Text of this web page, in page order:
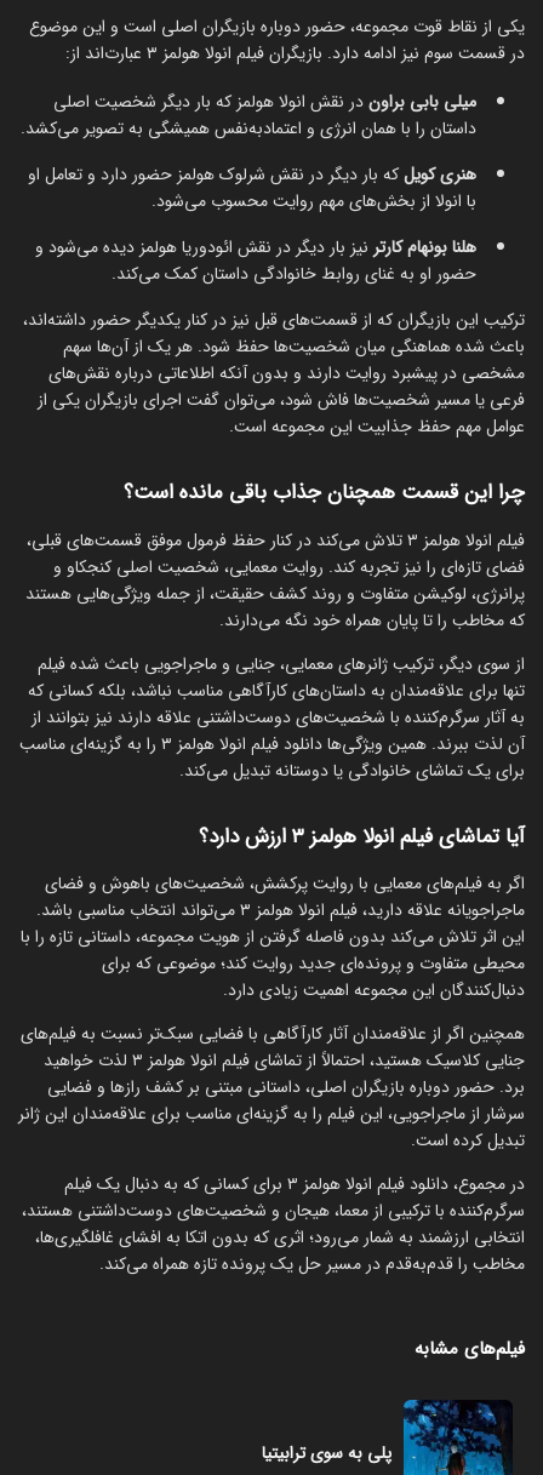
یکی از نقاط قوت مجموعه، حضور دوباره بازیگران اصلی است و این موضوع
در قسمت سوم نیز ادامه دارد. بازیگران فیلم انولا هولمز ۳ عبارت‌اند از:
میلی بابی براوندر نقش انولا هولمز که بار دیگر شخصیت اصلی
داستان را با همان انرژی و اعتمادبه‌نفس همیشگی به تصویر می‌کشد.
هنری کویلکه بار دیگر در نقش شرلوک هولمز حضور دارد و تعامل او
با انولا از بخش‌های مهم روایت محسوب می‌شود.
هلنا بونهام کارتر نیز بار دیگر در نقش ائودوریا هولمز دیده می‌شود و
حضور او به غنای روابط خانوادگی داستان کمک می‌کند.
ترکیب این بازیگران که از قسمت‌های قبل نیز در کنار یکدیگر حضور داشته‌اند،
باعث شده هماهنگی میان شخصیت‌ها حفظ شود. هر یک از آن‌ها سهم
مشخصی در پیشبرد روایت دارند و بدون آنکه اطلاعاتی درباره نقش‌های
فرعی یا مسیر شخصیت‌ها فاش شود، می‌توان گفت اجرای بازیگران یکی از
عوامل مهم حفظ جذابیت این مجموعه است.
چرا این قسمت همچنان جذاب باقی مانده است؟
فیلم انولا هولمز ۳ تلاش می‌کند در کنار حفظ فرمول موفق قسمت‌های قبلی،
فضای تازه‌ای را نیز تجربه کند. روایت معمایی، شخصیت اصلی کنجکاو و
پرانرژی، لوکیشن متفاوت و روند کشف حقیقت، از جمله ویژگی‌هایی هستند
که مخاطب را تا پایان همراه خود نگه می‌دارند.
از سوی دیگر، ترکیب ژانرهای معمایی، جنایی و ماجراجویی باعث شده فیلم
تنها برای علاقه‌مندان به داستان‌های کارآگاهی مناسب نباشد، بلکه کسانی که
به آثار سرگرم‌کننده با شخصیت‌های دوست‌داشتنی علاقه دارند نیز بتوانند از
آن لذت ببرند. همین ویژگی‌ها دانلود فیلم انولا هولمز ۳ را به گزینه‌ای مناسب
برای یک تماشای خانوادگی یا دوستانه تبدیل می‌کند.
آیا تماشای فیلم انولا هولمز ۳ ارزش دارد؟
اگر به فیلم‌های معمایی با روایت پرکشش، شخصیت‌های باهوش و فضای
ماجراجویانه علاقه دارید، فیلم انولا هولمز ۳ می‌تواند انتخاب مناسبی باشد.
این اثر تلاش می‌کند بدون فاصله گرفتن از هویت مجموعه، داستانی تازه را با
محیطی متفاوت و پرونده‌ای جدید روایت کند؛ موضوعی که برای
دنبال‌کنندگان این مجموعه اهمیت زیادی دارد.
همچنین اگر از علاقه‌مندان آثار کارآگاهی با فضایی سبک‌تر نسبت به فیلم‌های
جنایی کلاسیک هستید، احتمالاً از تماشای فیلم انولا هولمز ۳ لذت خواهید
برد. حضور دوباره بازیگران اصلی، داستانی مبتنی بر کشف رازها و فضایی
سرشار از ماجراجویی، این فیلم را به گزینه‌ای مناسب برای علاقه‌مندان این ژانر
تبدیل کرده است.
در مجموع، دانلود فیلم انولا هولمز ۳ برای کسانی که به دنبال یک فیلم
سرگرم‌کننده با ترکیبی از معما، هیجان و شخصیت‌های دوست‌داشتنی هستند،
انتخابی ارزشمند به شمار می‌رود؛ اثری که بدون اتکا به افشای غافلگیری‌ها،
مخاطب را قدم‌به‌قدم در مسیر حل یک پرونده تازه همراه می‌کند.
فیلم‌های مشابه
پلی به سوی ترابیتیا